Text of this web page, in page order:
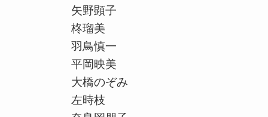
矢野顕子
柊瑠美
羽鳥慎一
平岡映美
大橋のぞみ
左時枝